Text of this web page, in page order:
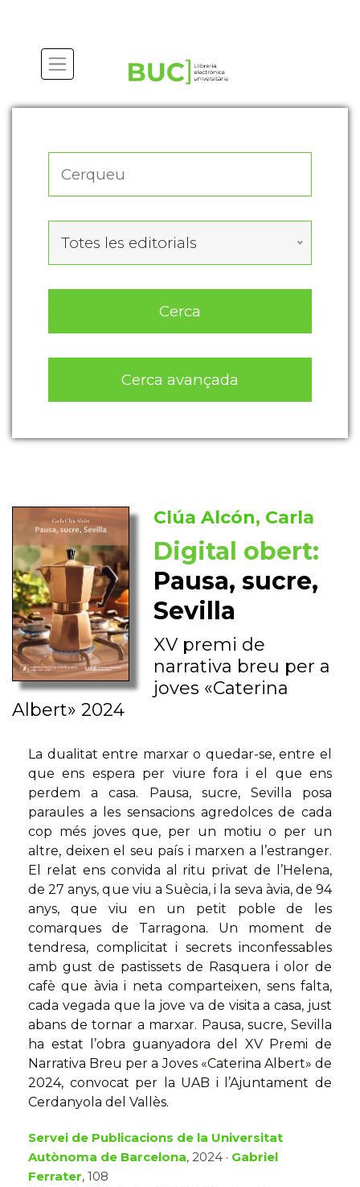
Totes les editorials
Cerca
Cerca avançada
Clúa Alcón, Carla
Digital obert:
Pausa, sucre,
Sevilla
XV premi de
narrativa breu per a
joves «Caterina
Albert» 2024
La dualitat entre marxar o quedar-se, entre el
que ens espera per viure fora i el que ens
perdem a casa. Pausa, sucre, Sevilla posa
paraules a les sensacions agredolces de cada
cop més joves que, per un motiu o per un
altre, deixen el seu país i marxen a l’estranger.
El relat ens convida al ritu privat de l’Helena,
de 27 anys, que viu a Suècia, i la seva àvia, de 94
anys, que viu en un petit poble de les
comarques de Tarragona. Un moment de
tendresa, complicitat i secrets inconfessables
amb gust de pastissets de Rasquera i olor de
cafè que àvia i neta comparteixen, sens falta,
cada vegada que la jove va de visita a casa, just
abans de tornar a marxar. Pausa, sucre, Sevilla
ha estat l’obra guanyadora del XV Premi de
Narrativa Breu per a Joves «Caterina Albert» de
2024, convocat per la UAB i l’Ajuntament de
Cerdanyola del Vallès.
Servei de Publicacions de la Universitat
Autònoma de Barcelona, 2024 · Gabriel
Ferrater, 108